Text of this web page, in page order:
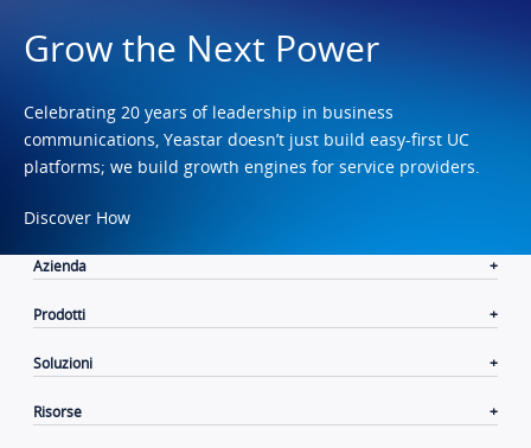
Grow the Next Power
Celebrating 20 years of leadership in business
communications, Yeastar doesn’t just build easy-first UC
platforms; we build growth engines for service providers.
Discover How
Azienda
Prodotti
Soluzioni
Risorse